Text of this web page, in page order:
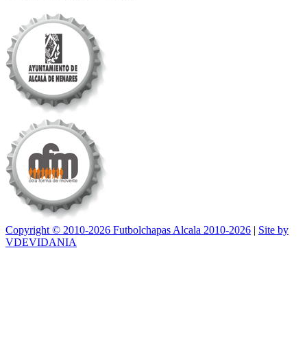
Copyright © 2010-2026 Futbolchapas Alcala 2010-2026 | Site by
VDEVIDANIA